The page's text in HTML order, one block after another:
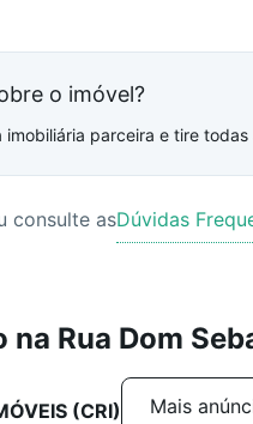
o imóvel?
imobiliária parceira e tire
consulte asDúvidas
Rua Dom
(CRI) Mais